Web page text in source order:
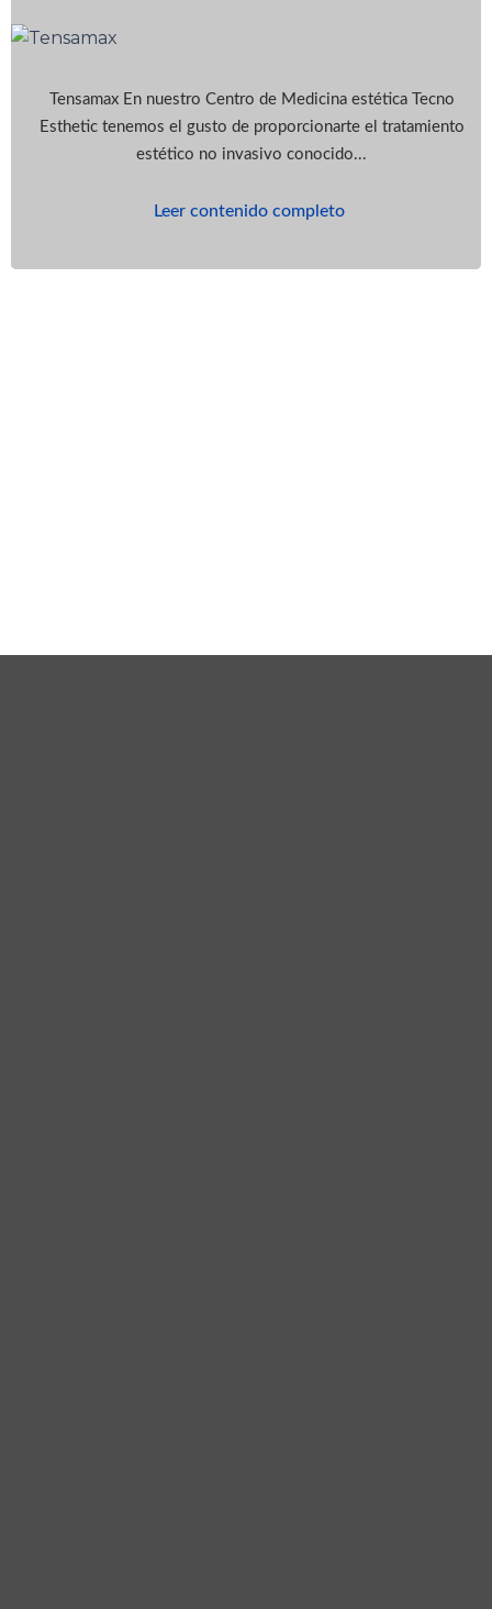
Tensamax En nuestro Centro de Medicina estética Tecno
Esthetic tenemos el gusto de proporcionarte el tratamiento
estético no invasivo conocido...
Leer contenido completo